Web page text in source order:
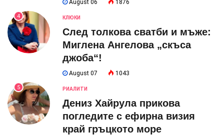
August 06 1876
4 КЛЮКИ
След толкова сватби и мъже:
Миглена Ангелова „скъса
джоба“!
August 07 1043
5 РИАЛИТИ
Дениз Хайрула прикова
погледите с ефирна визия
край гръцкото море